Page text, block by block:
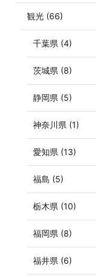
観光 (66)
千葉県 (4)
茨城県 (8)
静岡県 (5)
神奈川県 (1)
愛知県 (13)
福島 (5)
栃木県 (10)
福岡県 (8)
福井県 (6)